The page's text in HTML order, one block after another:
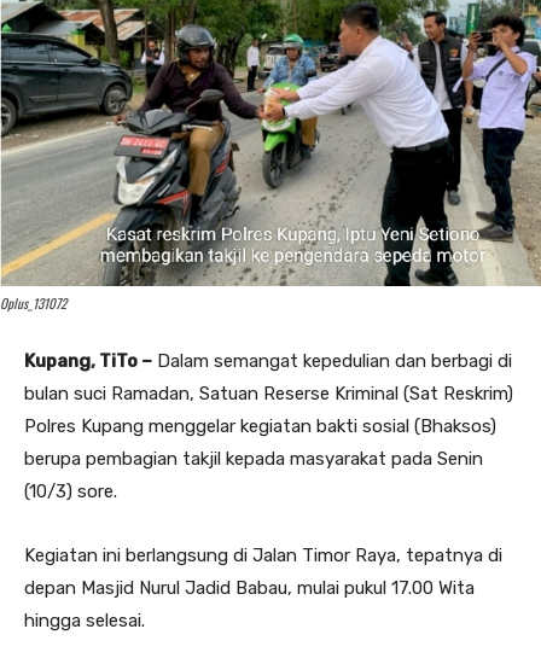
Oplus_131072
Kupang, TiTo – Dalam semangat kepedulian dan berbagi di
bulan suci Ramadan, Satuan Reserse Kriminal (Sat Reskrim)
Polres Kupang menggelar kegiatan bakti sosial (Bhaksos)
berupa pembagian takjil kepada masyarakat pada Senin
(10/3) sore.
Kegiatan ini berlangsung di Jalan Timor Raya, tepatnya di
depan Masjid Nurul Jadid Babau, mulai pukul 17.00 Wita
hingga selesai.